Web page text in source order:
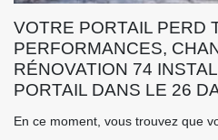
VOTRE PORTAIL PERD
PERFORMANCES,
RÉNOVATION 74
PORTAIL DANS LE 26
En ce moment, vous trouvez que